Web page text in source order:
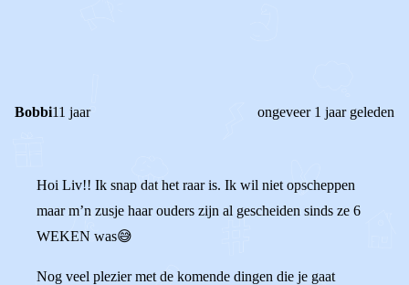
Bobbi11 jaar ongeveer 1 jaar geleden
Hoi Liv!! Ik snap dat het raar is. Ik wil niet opscheppen
maar m’n zusje haar ouders zijn al gescheiden sinds ze 6
WEKEN was😅
Nog veel plezier met de komende dingen die je gaat